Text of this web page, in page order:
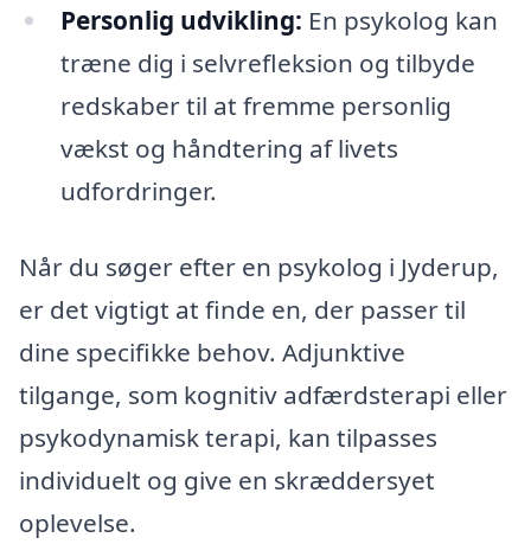
Personlig udvikling: En psykolog kan
træne dig i selvrefleksion og tilbyde
redskaber til at fremme personlig
vækst og håndtering af livets
udfordringer.
Når du søger efter en psykolog i Jyderup,
er det vigtigt at finde en, der passer til
dine specifikke behov. Adjunktive
tilgange, som kognitiv adfærdsterapi eller
psykodynamisk terapi, kan tilpasses
individuelt og give en skræddersyet
oplevelse.